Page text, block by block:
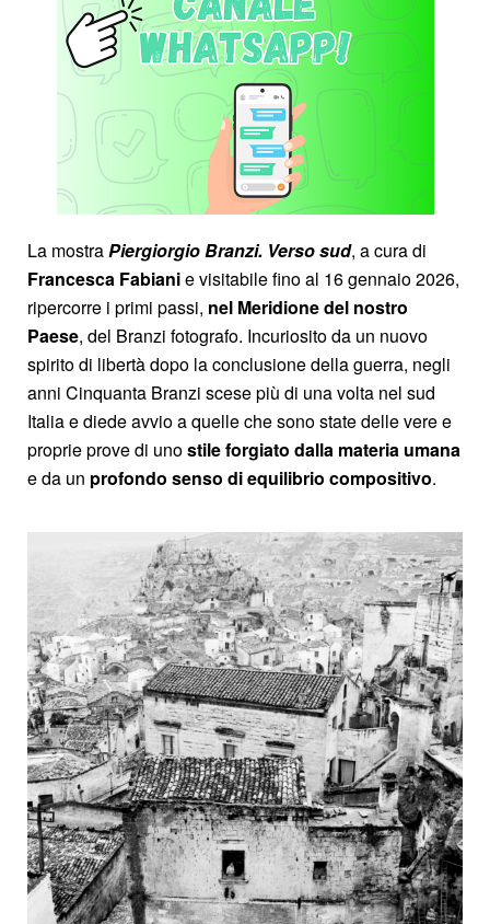
La mostraPiergiorgio Branzi. Verso sud, a cura di
Francesca Fabianie visitabile fino al 16 gennaio 2026,
ripercorre i primi passi, nel Meridione del nostro
Paese, del Branzi fotografo. Incuriosito da un nuovo
spirito di libertà dopo la conclusione della guerra, negli
anni Cinquanta Branzi scese più di una volta nel sud
Italia e diede avvio a quelle che sono state delle vere e
proprie prove di unostile forgiato dalla materia umana
e da un profondo senso di equilibrio compositivo.